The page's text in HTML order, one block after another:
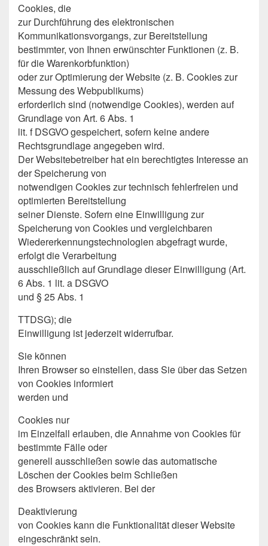
Cookies, die
zur Durchführung des elektronischen
Kommunikationsvorgangs, zur Bereitstellung
bestimmter, von Ihnen erwünschter Funktionen (z. B.
für die Warenkorbfunktion)
oder zur Optimierung der Website (z. B. Cookies zur
Messung des Webpublikums)
erforderlich sind (notwendige Cookies), werden auf
Grundlage von Art. 6 Abs. 1
lit. f DSGVO gespeichert, sofern keine andere
Rechtsgrundlage angegeben wird.
Der Websitebetreiber hat ein berechtigtes Interesse an
der Speicherung von
notwendigen Cookies zur technisch fehlerfreien und
optimierten Bereitstellung
seiner Dienste. Sofern eine Einwilligung zur
Speicherung von Cookies und vergleichbaren
Wiedererkennungstechnologien abgefragt wurde,
erfolgt die Verarbeitung
ausschließlich auf Grundlage dieser Einwilligung (Art.
6 Abs. 1 lit. a DSGVO
und § 25 Abs. 1
TTDSG); die
Einwilligung ist jederzeit widerrufbar.
Sie können
Ihren Browser so einstellen, dass Sie über das Setzen
von Cookies informiert
werden und
Cookies nur
im Einzelfall erlauben, die Annahme von Cookies für
bestimmte Fälle oder
generell ausschließen sowie das automatische
Löschen der Cookies beim Schließen
des Browsers aktivieren. Bei der
Deaktivierung
von Cookies kann die Funktionalität dieser Website
eingeschränkt sein.